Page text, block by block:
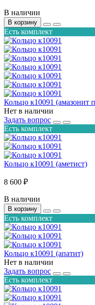
В наличии
В корзину
Есть комплект
Кольцо к10091 (амазонит
Нет в наличии
Задать вопрос
Есть комплект
Кольцо к10091 (аметист)
8 600 ₽
В наличии
В корзину
Есть комплект
Кольцо к10091 (апатит)
Нет в наличии
Задать вопрос
Есть комплект